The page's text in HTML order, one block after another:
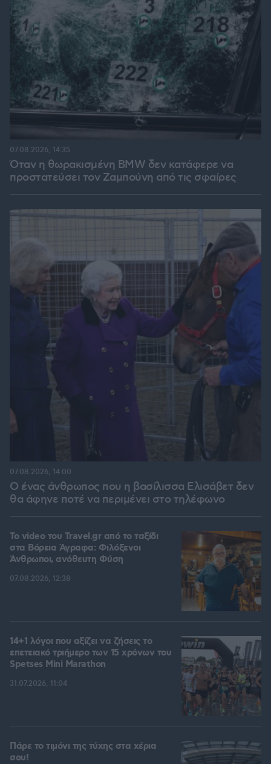
Όταν η θωρακισμένη BMW δεν κατάφερε να
προστατεύσει τον Ζαμπούνη από τις σφαίρες
07.08.2026, 14:35
Ο ένας άνθρωπος που η βασίλισσα Ελισάβετ δεν
θα άφηνε ποτέ να περιμένει στο τηλέφωνο
07.08.2026, 14:00
To video του Travel.gr από το ταξίδι
στα Βόρεια Άγραφα: Φιλόξενοι
Άνθρωποι, ανόθευτη Φύση
07.08.2026, 12:38
14+1 λόγοι που αξίζει να ζήσεις το
επετειακό τριήμερο των 15 χρόνων του
Spetses Mini Marathon
31.07.2026, 11:04
Πάρε το τιμόνι της τύχης στα χέρια
σου!